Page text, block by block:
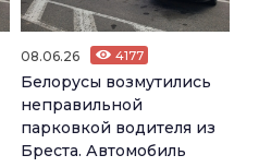
08.06.26 4177
Белорусы возмутились
неправильной
парковкой водителя из
Бреста. Автомобиль